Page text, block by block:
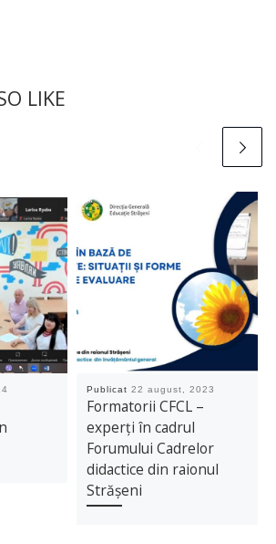
LIKE
Publicat22 august, 2023
Formatorii CFCL –
experți în cadrul
Forumului Cadrelor
didactice din raionul
Strășeni